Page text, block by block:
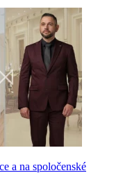
a na spoločenské